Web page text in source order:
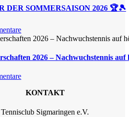
DER SOMMERSAISON 2026 🏆🎾
2026 – Nachwuchstennis
KONTAKT
Tennisclub Sigmaringen e.V.